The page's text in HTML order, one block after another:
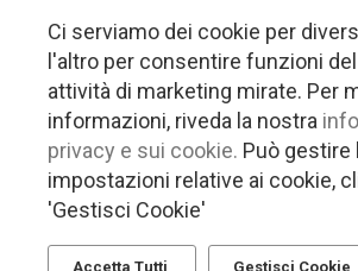
© 2026 Copyright Puglia nel mondo. Tutti i
-Cookie policy-Gestisci Cookie
Ci serviamo dei cookie per
l'altro per consentire funzioni
attività di marketing mirate. Per
informazioni, riveda la nostra
privacy e sui cookie. Può gestire
impostazioni relative ai cookie,
'Gestisci Cookie'
Accetta Tutti Gestisci Cookie
Questo plugin utilizza cookie per raccogliere